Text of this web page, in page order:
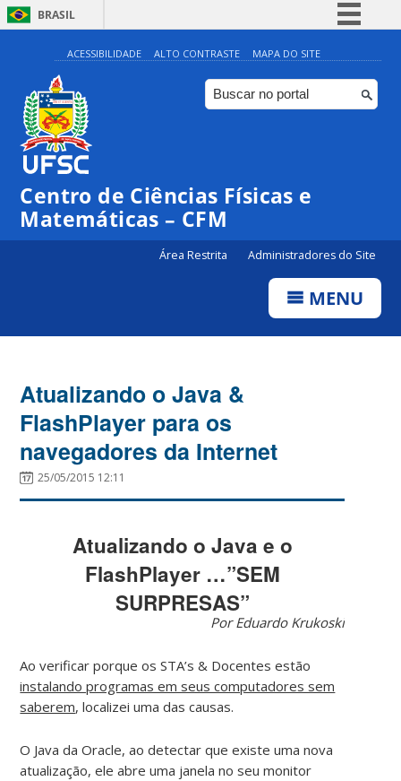
BRASIL
Simplifique!
Comunica BR
Participe
Canais
ACESSIBILIDADE ALTO CONTRASTE MAPA DO SITE
Centro de Ciências Físicas e
Matemáticas – CFM
Área Restrita Administradores do Site
MENU
Atualizando o Java &
FlashPlayer para os
navegadores da Internet
25/05/2015 12:11
Atualizando o Java e o
FlashPlayer …”SEM
SURPRESAS”
Por Eduardo Krukoski
Ao verificar porque os STA’s & Docentes estão
instalando programas em seus computadores sem
saberem, localizei uma das causas.
O Java da Oracle, ao detectar que existe uma nova
atualização, ele abre uma janela no seu monitor